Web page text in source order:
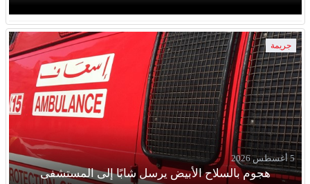
جريمة
هجوم بالسلاح الأبيض يرسل شابًا إلى المستشفى
5 أغسطس 2026